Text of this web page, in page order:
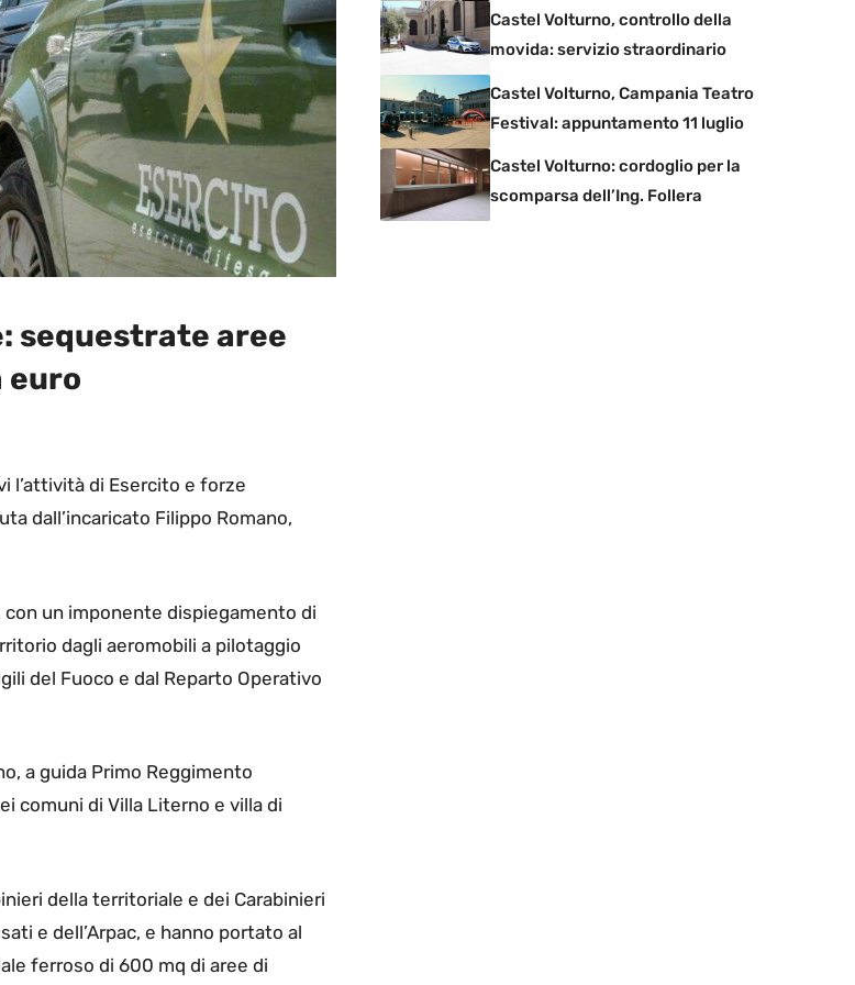
sequestrate aree
euro
l’attività di Esercito e forze
dall’incaricato Filippo Romano,
un imponente dispiegamento di
dagli aeromobili a pilotaggio
del Fuoco e dal Reparto Operativo
a guida Primo Reggimento
comuni di Villa Literno e villa di
della territoriale e dei Carabinieri
e dell’Arpac, e hanno portato al
ferroso di 600 mq di aree di
Castel Volturno, controllo della
movida: servizio straordinario
Castel Volturno, Campania Teatro
Festival: appuntamento 11 luglio
Castel Volturno: cordoglio per la
scomparsa dell’Ing. Follera